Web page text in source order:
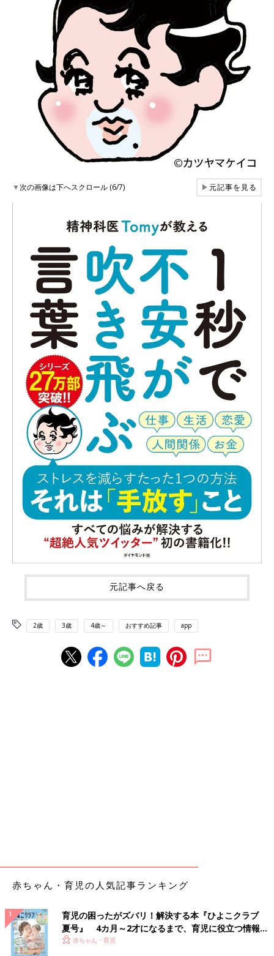
▼次の画像は下へスクロール (6/7) ▶元記事を見る
元記事へ戻る
2歳 3歳 4歳～ おすすめ記事 app
赤ちゃん・育児の人気記事ランキング
育児の困ったがズバリ！解決する本『ひよこクラブ
夏号』 4カ月～2才になるまで、育児に役立つ情報が
いっぱい！
赤ちゃん・育児